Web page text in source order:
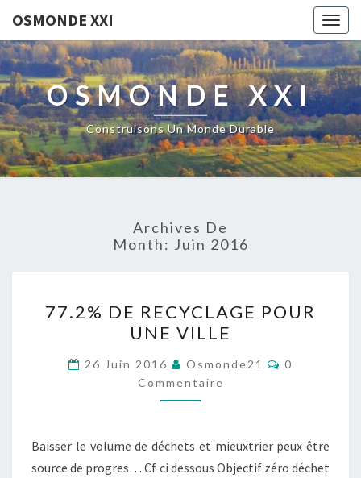
OSMONDE XXI
OSMONDE XXI
Construisons Un Monde Durable
Archives De
Month: Juin 2016
DE
RECYCLAGE
POUR
UNE
VILLE
77.2% DE RECYCLAGE POUR
UNE VILLE
26 Juin 2016 Osmonde21
0
Commentaire
Baisser le volume de déchets et mieuxtrier peux être
source de progres… Cf ci dessous Objectif zéro déchet